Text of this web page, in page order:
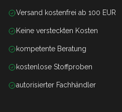
Versand kostenfrei ab 100 EUR
Keine versteckten Kosten
kompetente Beratung
kostenlose Stoffproben
autorisierter Fachhändler